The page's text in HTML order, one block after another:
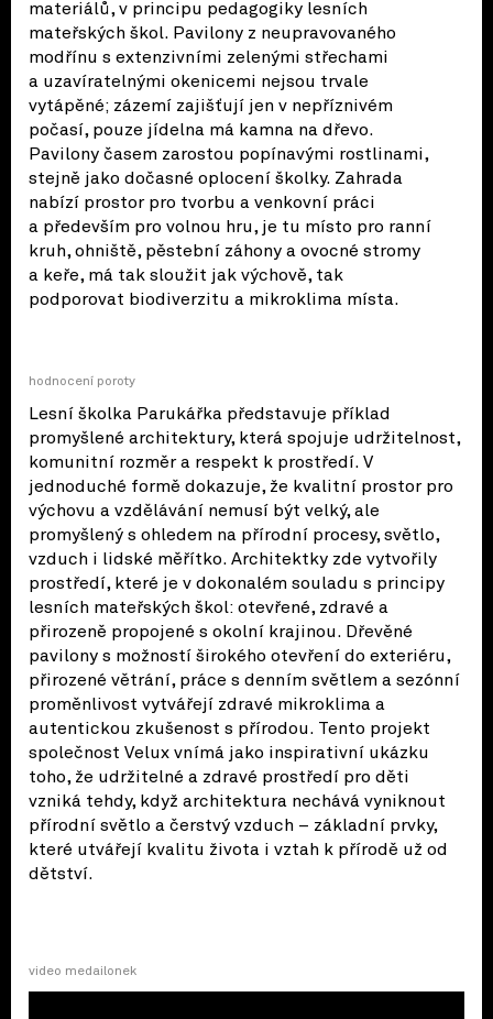
materiálů, v principu pedagogiky lesních
mateřských škol. Pavilony z neupravovaného
modřínu s extenzivními zelenými střechami
a uzavíratelnými okenicemi nejsou trvale
vytápěné; zázemí zajišťují jen v nepříznivém
počasí, pouze jídelna má kamna na dřevo.
Pavilony časem zarostou popínavými rostlinami,
stejně jako dočasné oplocení školky. Zahrada
nabízí prostor pro tvorbu a venkovní práci
a především pro volnou hru, je tu místo pro ranní
kruh, ohniště, pěstební záhony a ovocné stromy
a keře, má tak sloužit jak výchově, tak
podporovat biodiverzitu a mikroklima místa.
hodnocení poroty
Lesní školka Parukářka představuje příklad
promyšlené architektury, která spojuje udržitelnost,
komunitní rozměr a respekt k prostředí. V
jednoduché formě dokazuje, že kvalitní prostor pro
výchovu a vzdělávání nemusí být velký, ale
promyšlený s ohledem na přírodní procesy, světlo,
vzduch i lidské měřítko. Architektky zde vytvořily
prostředí, které je v dokonalém souladu s principy
lesních mateřských škol: otevřené, zdravé a
přirozeně propojené s okolní krajinou. Dřevěné
pavilony s možností širokého otevření do exteriéru,
přirozené větrání, práce s denním světlem a sezónní
proměnlivost vytvářejí zdravé mikroklima a
autentickou zkušenost s přírodou. Tento projekt
společnost Velux vnímá jako inspirativní ukázku
toho, že udržitelné a zdravé prostředí pro děti
vzniká tehdy, když architektura nechává vyniknout
přírodní světlo a čerstvý vzduch – základní prvky,
které utvářejí kvalitu života i vztah k přírodě už od
dětství.
video medailonek